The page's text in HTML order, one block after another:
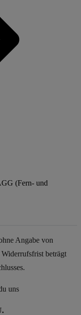
(Fern- und
Angabe von
beträgt
uns